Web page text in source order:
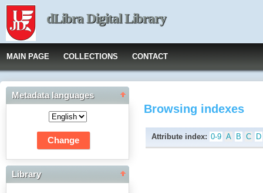
dLibra Digital Library
MAIN PAGE COLLECTIONS CONTACT
Metadata languages
Library
Browsing indexes
Attribute index: 0-9 A B C D